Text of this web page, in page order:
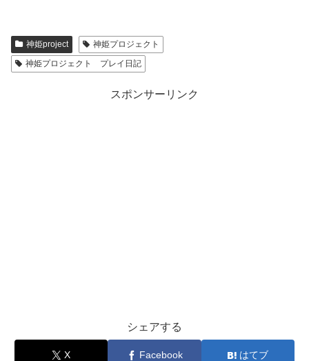
神姫project
神姫プロジェクト
神姫プロジェクト プレイ日記
スポンサーリンク
シェアする
X Facebook はてブ